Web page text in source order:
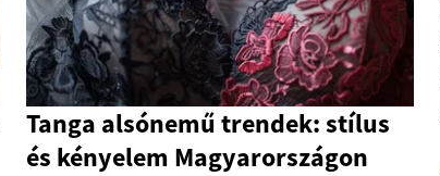
Tanga alsónemű trendek: stílus
és kényelem Magyarországon